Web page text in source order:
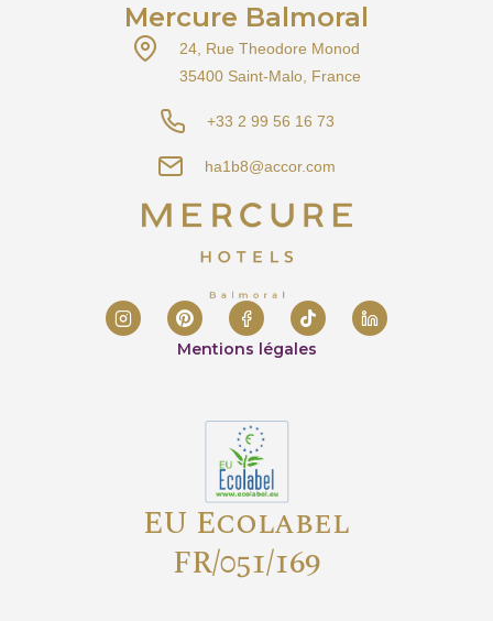
Mercure Balmoral
24, Rue Theodore Monod
35400 Saint-Malo, France
+33 2 99 56 16 73
ha1b8@accor.com
Mentions légales
EU Ecolabel
FR/051/169